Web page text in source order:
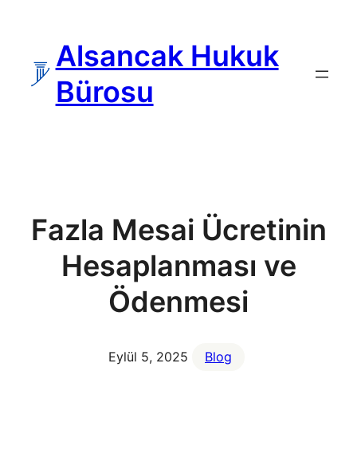
Alsancak Hukuk
Bürosu
Fazla Mesai Ücretinin
Hesaplanması ve
Ödenmesi
Eylül 5, 2025 Blog